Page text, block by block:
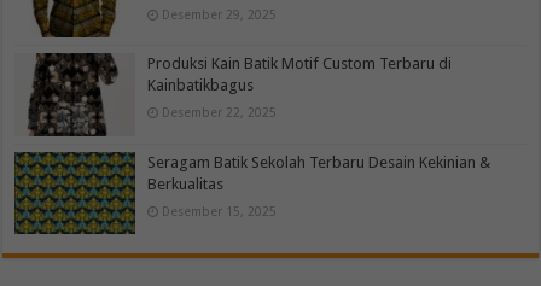
Desember 29, 2025
Produksi Kain Batik Motif Custom Terbaru di
Kainbatikbagus
Desember 22, 2025
Seragam Batik Sekolah Terbaru Desain Kekinian &
Berkualitas
Desember 15, 2025